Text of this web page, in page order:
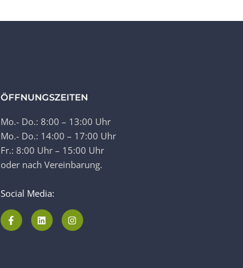
ÖFFNUNGSZEITEN
Mo.- Do.: 8:00 – 13:00 Uhr
Mo.- Do.: 14:00 – 17:00 Uhr
Fr.: 8:00 Uhr – 15:00 Uhr
oder nach Vereinbarung.
Social Media: